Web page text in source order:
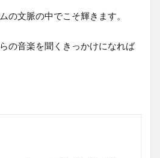
の文脈の中でこそ輝きます。
の音楽を聞くきっかけになれば